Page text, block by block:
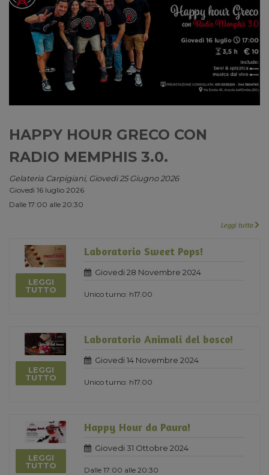
HAPPY HOUR GRECO CON
RADIO MEMPHIS 3.0.
Gelateria Carpigiani, Giovedi 25 Giugno 2026
Giovedì 16 luglio 2026
Dalle 17:00 alle 20:30
Leggi tutto
LEGGI
TUTTO
Laboratorio Sweet Pops!
Giovedi 28 Novembre 2024
Unico turno: h17.00
LEGGI
TUTTO
Laboratorio Animali del bosco!
Giovedi 14 Novembre 2024
Unico turno: h17.00
LEGGI
TUTTO
Happy Hour da Paura!
Giovedi 31 Ottobre 2024
Dalle 17:00 alle 20:30